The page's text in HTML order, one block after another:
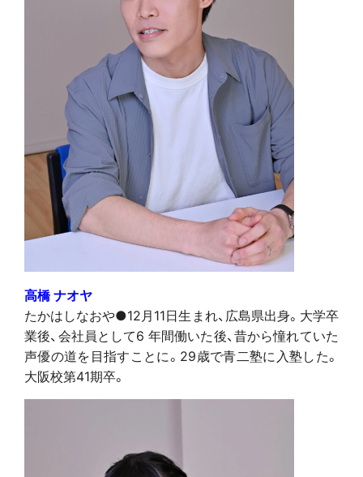
高橋 ナオヤ
たかはしなおや●12月11日生まれ、広島県出身。大学卒
業後、会社員として6 年間働いた後、昔から憧れていた
声優の道を目指すことに。29歳で青二塾に入塾した。
大阪校第41期卒。